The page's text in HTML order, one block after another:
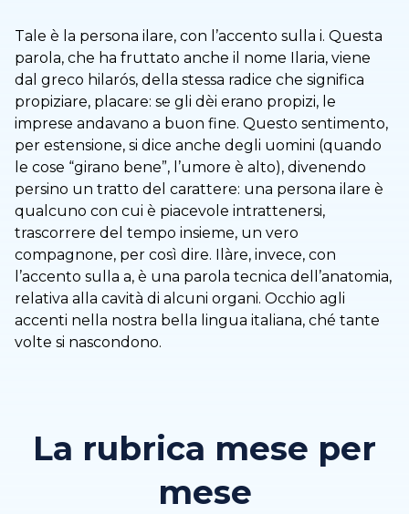
Tale è la persona ilare, con l’accento sulla i. Questa
parola, che ha fruttato anche il nome Ilaria, viene
dal greco hilarós, della stessa radice che significa
propiziare, placare: se gli dèi erano propizi, le
imprese andavano a buon fine. Questo sentimento,
per estensione, si dice anche degli uomini (quando
le cose “girano bene”, l’umore è alto), divenendo
persino un tratto del carattere: una persona ilare è
qualcuno con cui è piacevole intrattenersi,
trascorrere del tempo insieme, un vero
compagnone, per così dire. Ilàre, invece, con
l’accento sulla a, è una parola tecnica dell’anatomia,
relativa alla cavità di alcuni organi. Occhio agli
accenti nella nostra bella lingua italiana, ché tante
volte si nascondono.
La rubrica mese per
mese